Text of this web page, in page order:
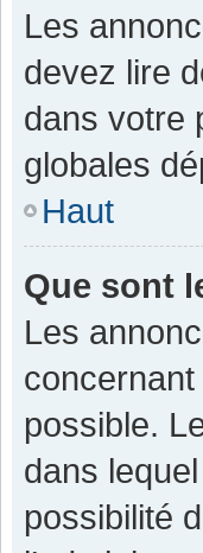
Les
devez lire
dans votre
globales
Haut
Que sont
Les
possible.
dans
possibilité